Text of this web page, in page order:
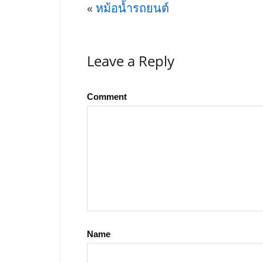
« หม้อน้ำรถยนต์
Leave a Reply
Comment
Name